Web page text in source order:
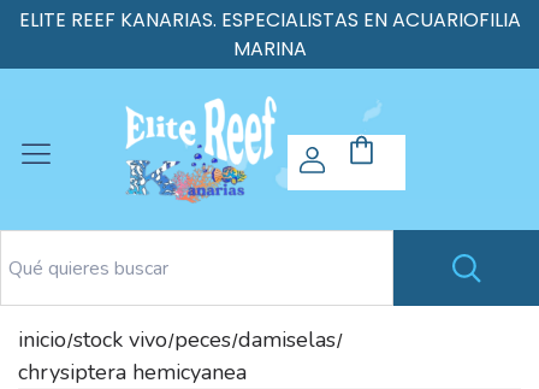
ELITE REEF KANARIAS. ESPECIALISTAS EN ACUARIOFILIA
MARINA
inicio/stock vivo/peces/damiselas/
chrysiptera hemicyanea